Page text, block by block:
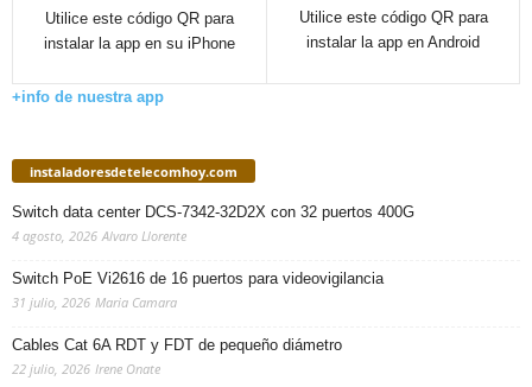
Utilice este código QR para
instalar la app en su iPhone
Utilice este código QR para
instalar la app en Android
+info de nuestra app
instaladoresdetelecomhoy.com
Switch data center DCS-7342-32D2X con 32 puertos 400G
4 agosto, 2026 Alvaro Llorente
Switch PoE Vi2616 de 16 puertos para videovigilancia
31 julio, 2026 Maria Camara
Cables Cat 6A RDT y FDT de pequeño diámetro
22 julio, 2026 Irene Onate